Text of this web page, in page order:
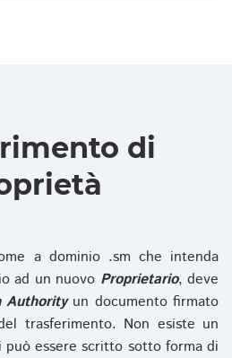
di
a dominio .sm che intenda
ad un nuovo Proprietario, deve
Authorityun documento firmato
trasferimento. Non esiste un
essere scritto sotto forma di